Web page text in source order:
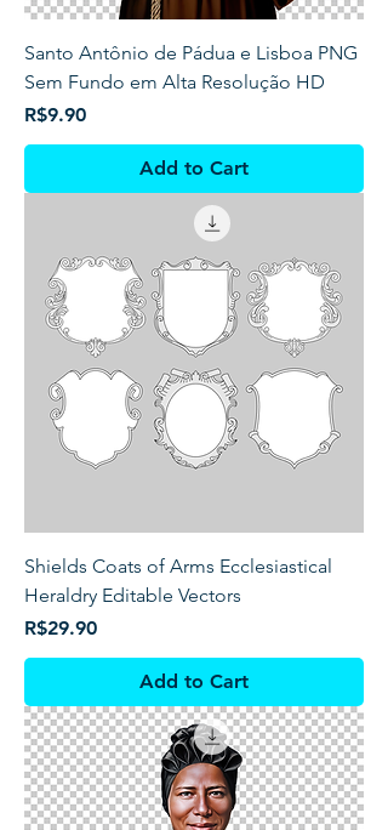
Santo Antônio de Pádua e Lisboa PNG
Sem Fundo em Alta Resolução HD
Price
R$9.90
Add to Cart
Shields Coats of Arms Ecclesiastical
Heraldry Editable Vectors
Price
R$29.90
Add to Cart